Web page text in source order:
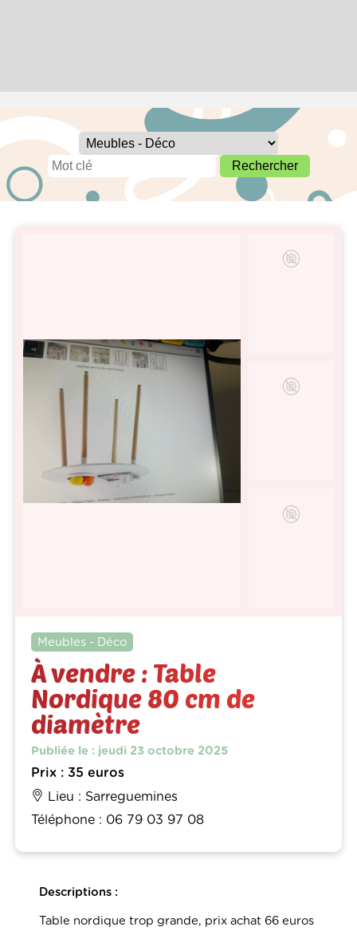
Meubles - Déco
À vendre : Table
Nordique 80 cm de
diamètre
Publiée le : jeudi 23 octobre 2025
Prix : 35 euros
Lieu : Sarreguemines
Téléphone : 06 79 03 97 08
Descriptions :
Table nordique trop grande, prix achat 66 euros